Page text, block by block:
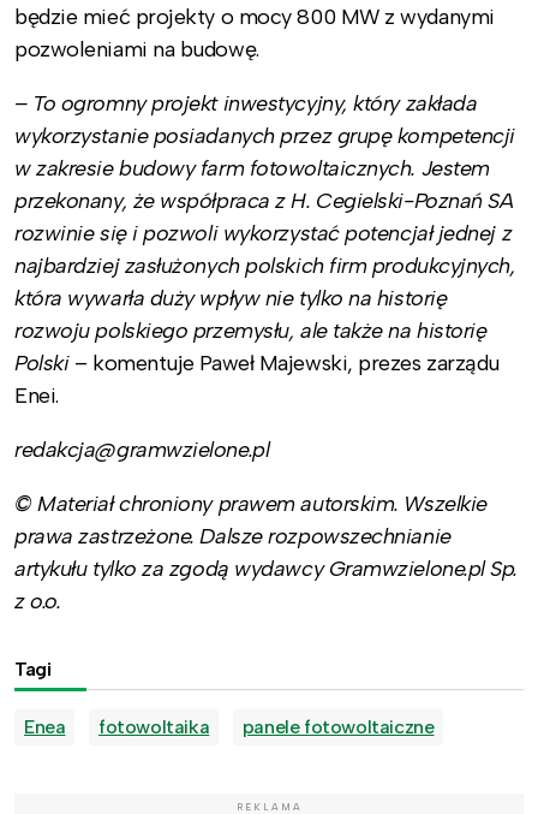
będzie mieć projekty o mocy 800 MW z wydanymi
pozwoleniami na budowę.
– To ogromny projekt inwestycyjny, który zakłada
wykorzystanie posiadanych przez grupę kompetencji
w zakresie budowy farm fotowoltaicznych. Jestem
przekonany, że współpraca z H. Cegielski-Poznań SA
rozwinie się i pozwoli wykorzystać potencjał jednej z
najbardziej zasłużonych polskich firm produkcyjnych,
która wywarła duży wpływ nie tylko na historię
rozwoju polskiego przemysłu, ale także na historię
Polski– komentuje Paweł Majewski, prezes zarządu
Enei.
redakcja@gramwzielone.pl
© Materiał chroniony prawem autorskim. Wszelkie
prawa zastrzeżone. Dalsze rozpowszechnianie
artykułu tylko za zgodą wydawcy Gramwzielone.pl Sp.
z o.o.
Tagi
Enea fotowoltaika panele fotowoltaiczne
REKLAMA